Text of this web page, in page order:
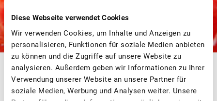
Diese Webseite verwendet Cookies
Wir verwenden Cookies, um Inhalte und Anzeigen zu
personalisieren, Funktionen für soziale Medien anbieten
zu können und die Zugriffe auf unsere Website zu
analysieren. Außerdem geben wir Informationen zu Ihrer
Verwendung unserer Website an unsere Partner für
soziale Medien, Werbung und Analysen weiter. Unsere
Mitglied werden